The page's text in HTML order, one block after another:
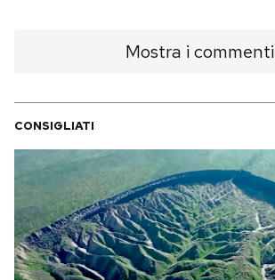
Mostra i commenti
CONSIGLIATI